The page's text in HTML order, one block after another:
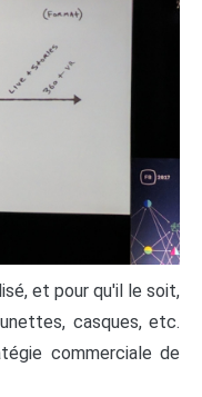
et pour qu'il le soit,
casques, etc.
commerciale de